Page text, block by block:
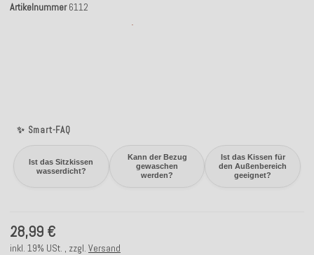
✨ Smart-FAQ
Ist das Sitzkissen
wasserdicht?
Kann der Bezug
gewaschen
werden?
Ist das Kissen für
den Außenbereich
geeignet?
Artikelnummer 6112
28,99 €
inkl. 19% USt. , zzgl. Versand